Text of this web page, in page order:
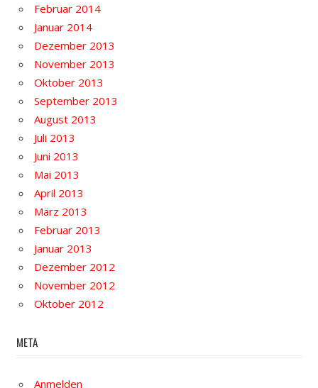
Februar 2014
Januar 2014
Dezember 2013
November 2013
Oktober 2013
September 2013
August 2013
Juli 2013
Juni 2013
Mai 2013
April 2013
März 2013
Februar 2013
Januar 2013
Dezember 2012
November 2012
Oktober 2012
META
Anmelden